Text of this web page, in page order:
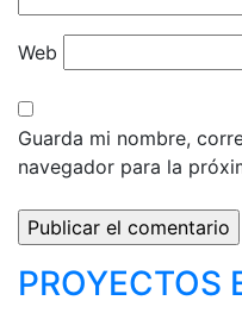
Web
Guarda mi nombre,
navegador para la
PROYECTOS